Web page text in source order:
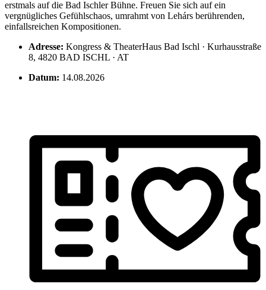
erstmals auf die Bad Ischler Bühne. Freuen Sie sich auf ein
vergnügliches Gefühlschaos, umrahmt von Lehárs berührenden,
einfallsreichen Kompositionen.
Adresse: Kongress & TheaterHaus Bad Ischl · Kurhausstraße
8, 4820 BAD ISCHL · AT
Datum: 14.08.2026